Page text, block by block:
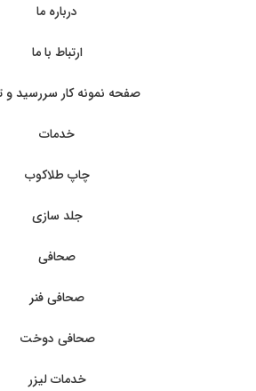
درباره ما
ارتباط با ما
صفحه نمونه کار سررسید و
خدمات
چاپ طلاکوب
جلد سازی
صحافی
صحافی فنر
صحافی دوخت
خدمات لیزر